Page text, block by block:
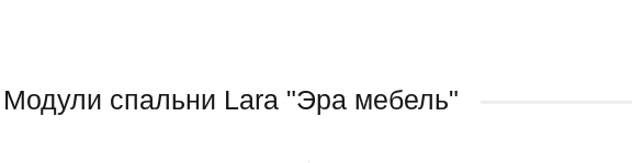
Модули спальни Lara "Эра мебель"